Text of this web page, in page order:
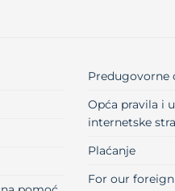
Predugovorne
Opća pravila i
internetske
Plaćanje
For our